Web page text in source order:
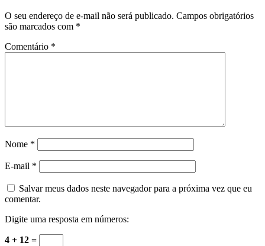
O seu endereço de e-mail não será publicado. Campos obrigatórios
são marcados com *
Comentário *
Nome *
E-mail *
Salvar meus dados neste navegador para a próxima vez que eu
comentar.
Digite uma resposta em números:
4 + 12 =